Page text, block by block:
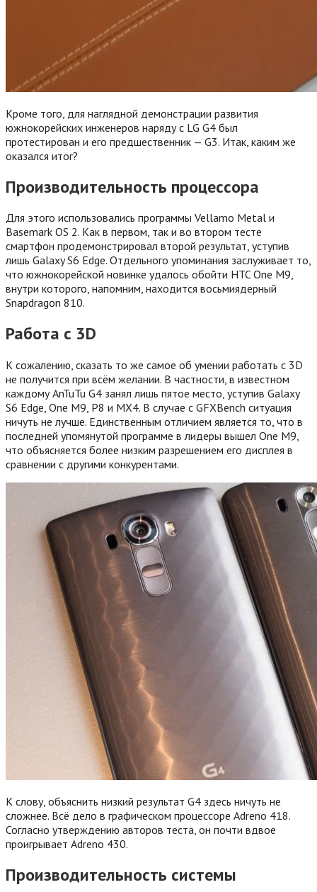
Кроме того, для наглядной демонстрации развития
южнокорейских инженеров наряду с LG G4 был
протестирован и его предшественник — G3. Итак, каким же
оказался итог?
Производительность процессора
Для этого использовались программы Vellamo Metal и
Basemark OS 2. Как в первом, так и во втором тесте
смартфон продемонстрировал второй результат, уступив
лишь Galaxy S6 Edge. Отдельного упоминания заслуживает то,
что южнокорейской новинке удалось обойти HTC One M9,
внутри которого, напомним, находится восьмиядерный
Snapdragon 810.
Работа с 3D
К сожалению, сказать то же самое об умении работать с 3D
не получится при всём желании. В частности, в известном
каждому AnTuTu G4 занял лишь пятое место, уступив Galaxy
S6 Edge, One M9, P8 и MX4. В случае с GFXBench ситуация
ничуть не лучше. Единственным отличием является то, что в
последней упомянутой программе в лидеры вышел One M9,
что объясняется более низким разрешением его дисплея в
сравнении с другими конкурентами.
К слову, объяснить низкий результат G4 здесь ничуть не
сложнее. Всё дело в графическом процессоре Adreno 418.
Согласно утверждению авторов теста, он почти вдвое
проигрывает Adreno 430.
Производительность системы